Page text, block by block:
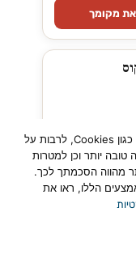
מקומך
מקומך
אגדת הטנגו העולמי מרכוס אשלה - Tango
באתר זה נעשה שימוש בטכנולוגיות איסוף מידע כגון Cookies, לרבות על
טובה יותר וכן למטרות
מהווה הסכמתך לכך.
הללו, ראו את